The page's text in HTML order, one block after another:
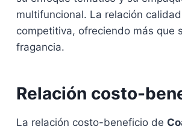
multifuncional. La relación
competitiva, ofreciendo más que
fragancia.
Relación costo-
La relación costo-beneficio de